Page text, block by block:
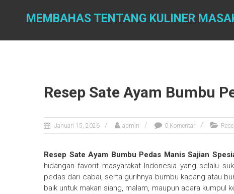
MEMBAHAS TENTANG KULINER
Resep Sate Ayam Bumbu
Januari 15, 2026 admin 0 Komentar
Resep Sate Ayam Bumbu Pedas Manis Sajian
hidangan favorit masyarakat Indonesia yang selalu
pedas dari cabai, serta gurihnya bumbu kacang atau
baik untuk makan siang, malam, maupun acara kumpul